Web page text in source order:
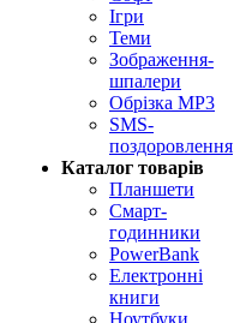
Ігри
Теми
Зображення-
шпалери
Обрізка MP3
SMS-
поздоровлення
Каталог товарів
Планшети
Смарт-
годинники
PowerBank
Електронні
книги
Ноутбуки